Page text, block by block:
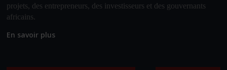
projets, des entrepreneurs, des investisseurs et des gouvernants
africains.
En savoir plus